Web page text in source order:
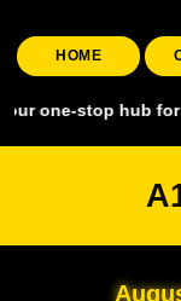
HOME
hub for accurate